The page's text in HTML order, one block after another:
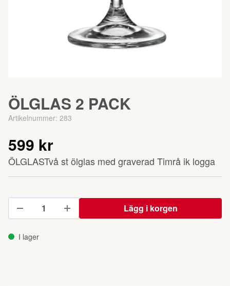
ÖLGLAS 2 PACK
Artikelnummer: 283
599 kr
ÖLGLASTvå st ölglas med graverad Timrå ik logga
Lägg i korgen
I lager